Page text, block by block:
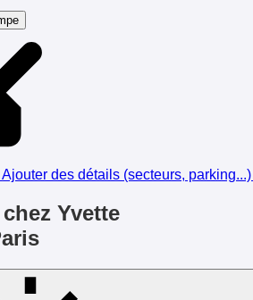
Ajouter des détails (secteurs, parking...)
Yvette